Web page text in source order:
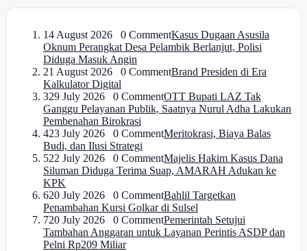
14 August 2026 0 CommentKasus Dugaan Asusila
Oknum Perangkat Desa Pelambik Berlanjut, Polisi
Diduga Masuk Angin
21 August 2026 0 CommentBrand Presiden di Era
Kalkulator Digital
329 July 2026 0 CommentOTT Bupati LAZ Tak
Ganggu Pelayanan Publik, Saatnya Nurul Adha Lakukan
Pembenahan Birokrasi
423 July 2026 0 CommentMeritokrasi, Biaya Balas
Budi, dan Ilusi Strategi
522 July 2026 0 CommentMajelis Hakim Kasus Dana
Siluman Diduga Terima Suap, AMARAH Adukan ke
KPK
620 July 2026 0 CommentBahlil Targetkan
Penambahan Kursi Golkar di Sulsel
720 July 2026 0 CommentPemerintah Setujui
Tambahan Anggaran untuk Layanan Perintis ASDP dan
Pelni Rp209 Miliar